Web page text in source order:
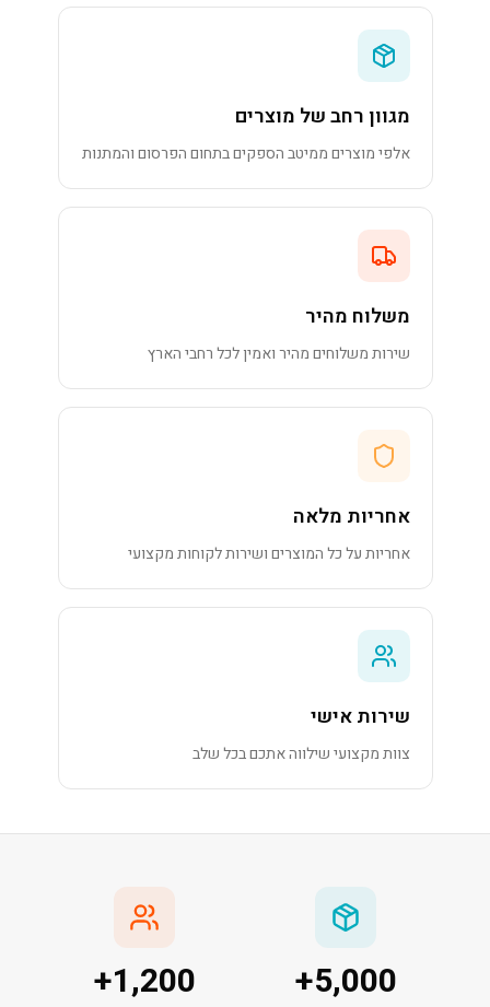
מגוון רחב של מוצרים
אלפי מוצרים ממיטב הספקים בתחום הפרסום והמתנות
משלוח מהיר
שירות משלוחים מהיר ואמין לכל רחבי הארץ
אחריות מלאה
אחריות על כל המוצרים ושירות לקוחות מקצועי
שירות אישי
צוות מקצועי שילווה אתכם בכל שלב
5,000
+
1,200
+